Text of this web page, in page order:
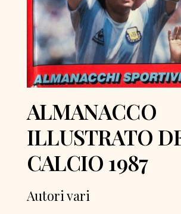
ALMANACCO
ILLUSTRATO
CALCIO 1987
Autori vari